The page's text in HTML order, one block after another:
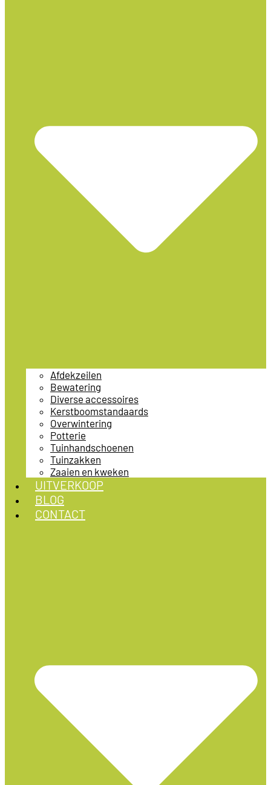
Afdekzeilen
Bewatering
Diverse accessoires
Kerstboomstandaards
Overwintering
Potterie
Tuinhandschoenen
Tuinzakken
Zaaien en kweken
UITVERKOOP
BLOG
CONTACT